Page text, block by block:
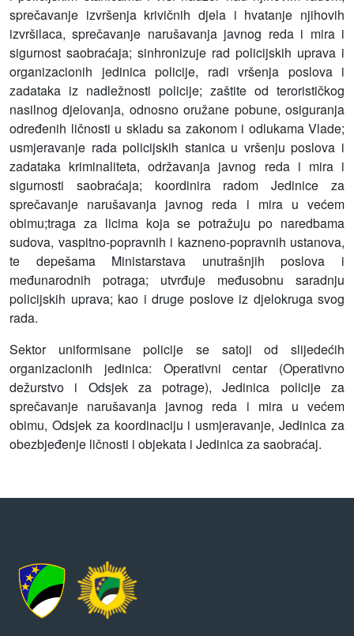
sprečavanje izvršenja krivičnih djela i hvatanje njihovih
izvršilaca, sprečavanje narušavanja javnog reda i mira i
sigurnost saobraćaja; sinhronizuje rad policijskih uprava i
organizacionih jedinica policije, radi vršenja poslova i
zadataka iz nadležnosti policije; zaštite od terorističkog
nasilnog djelovanja, odnosno oružane pobune, osiguranja
određenih ličnosti u skladu sa zakonom i odlukama Vlade;
usmjeravanje rada policijskih stanica u vršenju poslova i
zadataka kriminaliteta, održavanja javnog reda i mira i
sigurnosti saobraćaja; koordinira radom Jedinice za
sprečavanje narušavanja javnog reda i mira u većem
obimu;traga za licima koja se potražuju po naredbama
sudova, vaspitno-popravnih i kazneno-popravnih ustanova,
te depešama Ministarstava unutrašnjih poslova i
međunarodnih potraga; utvrđuje međusobnu saradnju
policijskih uprava; kao i druge poslove iz djelokruga svog
rada.
Sektor uniformisane policije se satoji od slijedećih
organizacionih jedinica: Operativni centar (Operativno
dežurstvo i Odsjek za potrage), Jedinica policije za
sprečavanje narušavanja javnog reda i mira u većem
obimu, Odsjek za koordinaciju i usmjeravanje, Jedinica za
obezbjeđenje ličnosti i objekata i Jedinica za saobraćaj.